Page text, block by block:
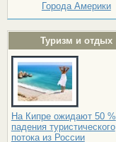
Города Америки
Туризм и отдых
На Кипре ожидают 50 %
падения туристического
потока из России